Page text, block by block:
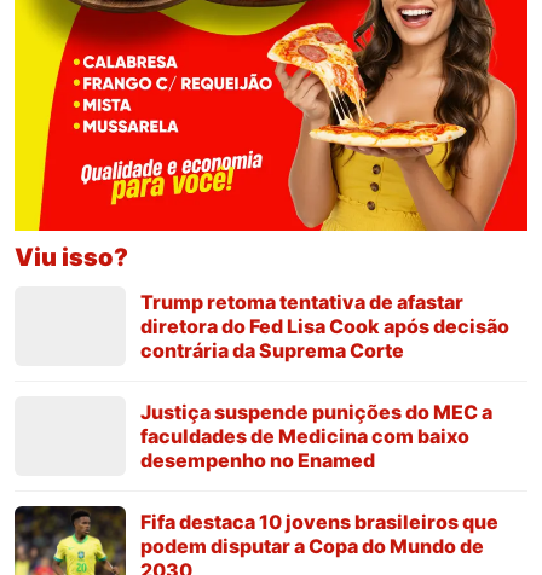
Viu isso?
Trump retoma tentativa de afastar
diretora do Fed Lisa Cook após decisão
contrária da Suprema Corte
Justiça suspende punições do MEC a
faculdades de Medicina com baixo
desempenho no Enamed
Fifa destaca 10 jovens brasileiros que
podem disputar a Copa do Mundo de
2030